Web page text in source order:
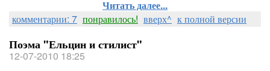
Читать далее...
комментарии: 7 понравилось! вверх^ к полной версии
Поэма "Ельцин и стилист"
12-07-2010 18:25